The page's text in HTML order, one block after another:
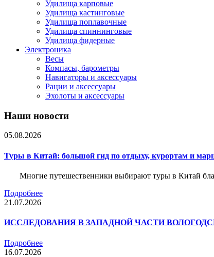
Удилища карповые
Удилища кастинговые
Удилища поплавочные
Удилища спиннинговые
Удилища фидерные
Электроника
Весы
Компасы, барометры
Навигаторы и аксессуары
Рации и аксессуары
Эхолоты и аксессуары
Наши новости
05.08.2026
Туры в Китай: большой гид по отдыху, курортам и
Многие путешественники выбирают туры в Китай
Подробнее
21.07.2026
ИССЛЕДОВАНИЯ В ЗАПАДНОЙ ЧАСТИ
Подробнее
16.07.2026